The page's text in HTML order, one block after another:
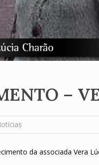
–
da associada Vera